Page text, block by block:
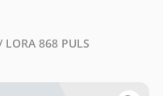
LORA 868 PULS